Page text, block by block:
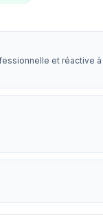
et réactive